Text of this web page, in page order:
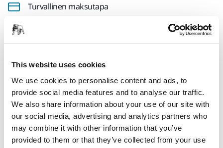
This website uses cookies
We use cookies to personalise content and ads, to
provide social media features and to analyse our traffic.
We also share information about your use of our site with
our social media, advertising and analytics partners who
may combine it with other information that you’ve
provided to them or that they’ve collected from your use
Turvallinen maksutapa
Tee palautus helposti osoitteessa www.mirka.com/fi-
Tuotetiedot
Dual operator kit for two vacuum hoses.